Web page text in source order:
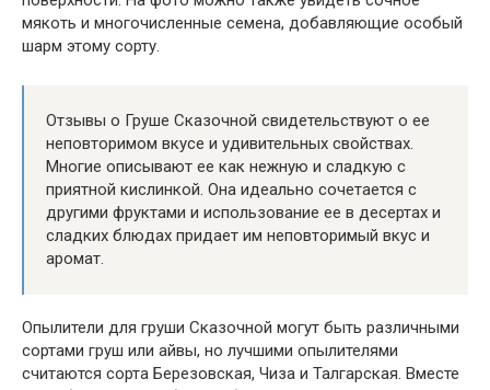
мякоть и многочисленные семена, добавляющие особый
шарм этому сорту.
Отзывы о Груше Сказочной свидетельствуют о ее
неповторимом вкусе и удивительных свойствах.
Многие описывают ее как нежную и сладкую с
приятной кислинкой. Она идеально сочетается с
другими фруктами и использование ее в десертах и
сладких блюдах придает им неповторимый вкус и
аромат.
Опылители для груши Сказочной могут быть различными
сортами груш или айвы, но лучшими опылителями
считаются сорта Березовская, Чиза и Талгарская. Вместе